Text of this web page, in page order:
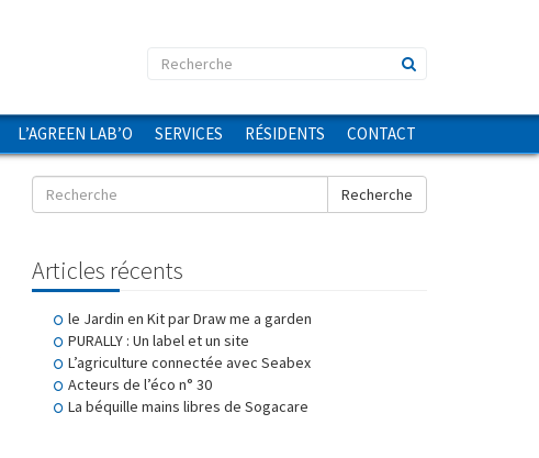
L’AGREEN LAB’O SERVICES RÉSIDENTS CONTACT
Recherche
Articles récents
le Jardin en Kit par Draw me a garden
PURALLY : Un label et un site
L’agriculture connectée avec Seabex
Acteurs de l’éco n° 30
La béquille mains libres de Sogacare